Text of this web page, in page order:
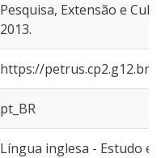
Pesquisa, Extensão e
2013.
https://petrus.cp2.g12.br/
pt_BR
Língua inglesa - Estudo e